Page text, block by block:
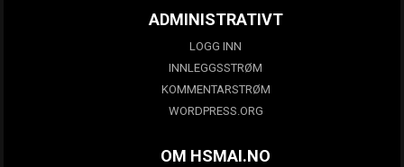
ADMINISTRATIVT
LOGG INN
INNLEGGSSTRØM
KOMMENTARSTRØM
WORDPRESS.ORG
OM HSMAI.NO